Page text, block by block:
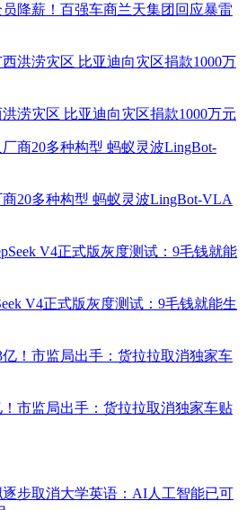
降薪！百强车商兰天集团回应暴雷
涝灾区 比亚迪向灾区捐款1000万元
20多种构型 蚂蚁灵波LingBot-VLA
V4正式版灰度测试：9毛钱就能生
市监局出手：货拉拉取消独家车贴